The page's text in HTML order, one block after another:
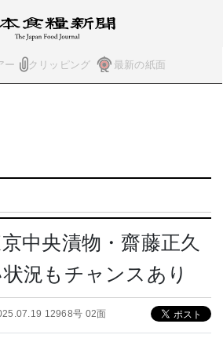
ー クリッピング 最新の紙面
中央漬物・齋藤正久
況もチャンスあり
12968号 02面